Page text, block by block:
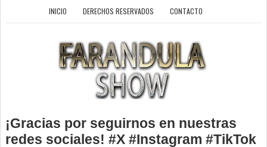
INICIO DERECHOS RESERVADOS CONTACTO
¡Gracias por seguirnos en nuestras
redes sociales! #X #Instagram #TikTok